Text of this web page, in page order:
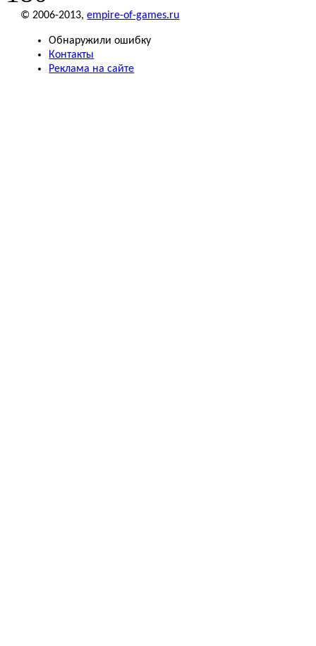
© 2006-2013,empire-of-games.ru
Обнаружили ошибку
Контакты
Реклама на сайте